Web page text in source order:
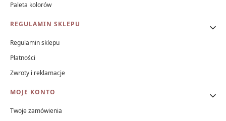
Paleta kolorów
REGULAMIN SKLEPU
Regulamin sklepu
Płatności
Zwroty i reklamacje
MOJE KONTO
Twoje zamówienia